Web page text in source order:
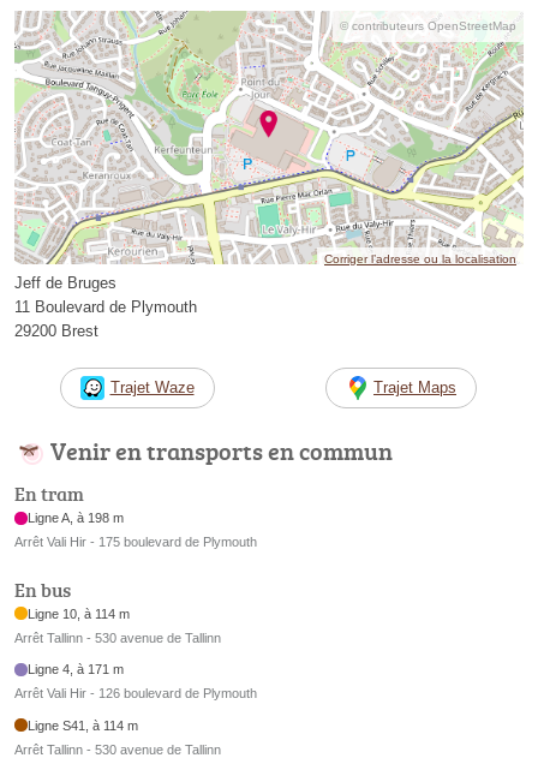
© contributeurs OpenStreetMap
Corriger l’adresse ou la localisation
Jeff de Bruges
11 Boulevard de Plymouth
29200 Brest
Trajet Waze Trajet Maps
Venir en transports en commun
En tram
Ligne A, à 198 m
Arrêt Vali Hir - 175 boulevard de Plymouth
En bus
Ligne 10, à 114 m
Arrêt Tallinn - 530 avenue de Tallinn
Ligne 4, à 171 m
Arrêt Vali Hir - 126 boulevard de Plymouth
Ligne S41, à 114 m
Arrêt Tallinn - 530 avenue de Tallinn